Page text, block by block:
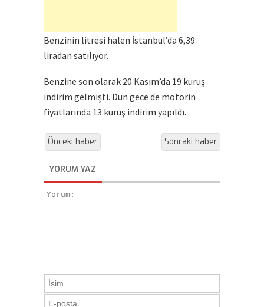
Benzinin litresi halen İstanbul’da 6,39
liradan satılıyor.
Benzine son olarak 20 Kasım’da 19 kuruş
indirim gelmişti. Dün gece de motorin
fiyatlarında 13 kuruş indirim yapıldı.
Önceki haber Sonraki haber
YORUM YAZ